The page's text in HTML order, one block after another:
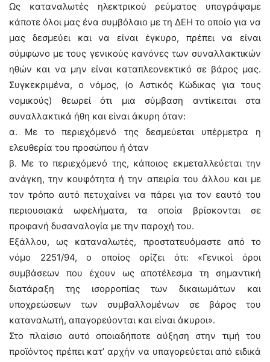
Ως καταναλωτές ηλεκτρικού ρεύματος υπογράψαμε
κάποτε όλοι μας ένα συμβόλαιο με τη ΔΕΗ το οποίο για να
μας δεσμεύει και να είναι έγκυρο, πρέπει να είναι
σύμφωνο με τους γενικούς κανόνες των συναλλακτικών
ηθών και να μην είναι καταπλεονεκτικό σε βάρος μας.
Συγκεκριμένα, ο νόμος, (ο Αστικός Κώδικας για τους
νομικούς) θεωρεί ότι μια σύμβαση αντίκειται στα
συναλλακτικά ήθη και είναι άκυρη όταν:
α. Με το περιεχόμενό της δεσμεύεται υπέρμετρα η
ελευθερία του προσώπου ή όταν
β. Με το περιεχόμενό της, κάποιος εκμεταλλεύεται την
ανάγκη, την κουφότητα ή την απειρία του άλλου και με
τον τρόπο αυτό πετυχαίνει να πάρει για τον εαυτό του
περιουσιακά ωφελήματα, τα οποία βρίσκονται σε
προφανή δυσαναλογία με την παροχή του.
Εξάλλου, ως καταναλωτές, προστατευόμαστε από το
νόμο 2251/94, ο οποίος ορίζει ότι: «Γενικοί όροι
συμβάσεων που έχουν ως αποτέλεσμα τη σημαντική
διατάραξη της ισορροπίας των δικαιωμάτων και
υποχρεώσεων των συμβαλλομένων σε βάρος του
καταναλωτή, απαγορεύονται και είναι άκυροι».
Στο πλαίσιο αυτό οποιαδήποτε αύξηση στην τιμή του
προϊόντος πρέπει κατ’ αρχήν να υπαγορεύεται από ειδικά